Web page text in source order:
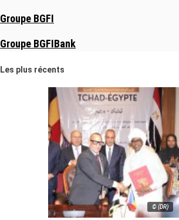
Groupe BGFI
Groupe BGFIBank
Les plus récents
© (DR)